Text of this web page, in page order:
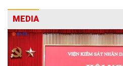
MEDIA